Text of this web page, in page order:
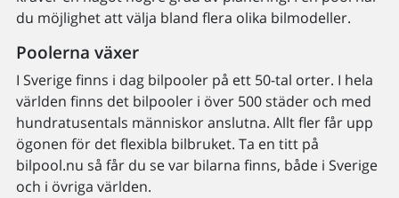
du möjlighet att välja bland flera olika bilmodeller.
Poolerna växer
I Sverige finns i dag bilpooler på ett 50-tal orter. I hela
världen finns det bilpooler i över 500 städer och med
hundratusentals människor anslutna. Allt fler får upp
ögonen för det flexibla bilbruket. Ta en titt på
bilpool.nu så får du se var bilarna finns, både i Sverige
och i övriga världen.